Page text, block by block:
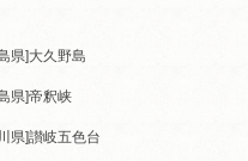
県]大久野島
県]帝釈峡
県]讃岐五色台